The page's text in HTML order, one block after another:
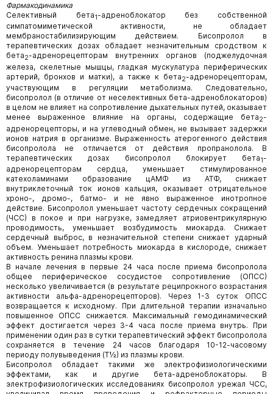
Фармакодинамика
Селективный бета1-адреноблокатор без собственной
симпатомиметической активности, не обладает
мембраностабилизирующим действием. Бисопролол в
терапевтических дозах обладает незначительным сродством к
бета2-адренорецепторам внутренних органов (поджелудочная
железа, скелетные мышцы, гладкая мускулатура периферических
артерий, бронхов и матки), а также к бета2-адренорецепторам,
участвующим в регуляции метаболизма. Следовательно,
бисопролол (в отличие от неселективных бета-адреноблокаторов)
в целом не влияет на сопротивление дыхательных путей, оказывает
менее выраженное влияние на органы, содержащие бета2-
адренорецепторы, и на углеводный обмен, не вызывает задержки
ионов натрия в организме. Выраженность атерогенного действия
бисопролола не отличается от действия пропранолола. В
терапевтических дозах бисопролол блокирует бета1-
адренорецепторам сердца, уменьшает стимулированное
катехоламинами образование цАМФ из АТФ, снижает
внутриклеточный ток ионов кальция, оказывает отрицательное
хроно-, дромо-, батмо- и не явно выраженное инотропное
действие. Бисопролол уменьшает частоту сердечных сокращений
(ЧСС) в покое и при нагрузке, замедляет атриовентрикулярную
проводимость, уменьшает возбудимость миокарда. Снижает
сердечный выброс, в незначительной степени снижает ударный
объем. Уменьшает потребность миокарда в кислороде, снижает
активность ренина плазмы крови.
В начале лечения в первые 24 часа после приема бисопролола
общее периферическое сосудистое сопротивление (ОПСС)
несколько увеличивается (в результате реципрокного возрастания
активности альфа-адренорецепторов). Через 1-3 суток ОПСС
возвращается к исходному. При длительной терапии изначально
повышенное ОПСС снижается. Максимальный гемодинамический
эффект достигается через 3-4 часа после приема внутрь. При
применении один раз в сутки терапевтический эффект бисопролола
сохраняется в течение 24 часов благодаря 10-12-часовому
периоду полувыведения (Т½) из плазмы крови.
Бисопролол обладает такими же электрофизиологическими
эффектами, как и другие бета-адреноблокаторы. В
электрофизиологических исследованиях бисопролол урежал ЧСС,